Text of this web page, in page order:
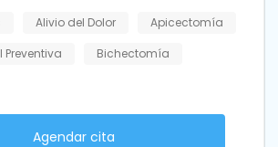
Alivio del Dolor
Apicectomía
Preventiva
Bichectomía
Agendar cita